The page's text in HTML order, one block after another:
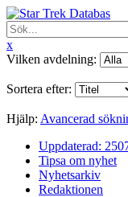
x
Vilken avdelning:
Sortera efter:
Hjälp: Avancerad
Uppdaterad:
Tipsa om nyhet
Nyhetsarkiv
Redaktionen